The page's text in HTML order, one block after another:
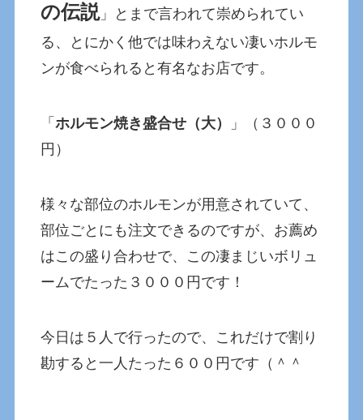
の伝説」とまで言われて崇められてい
る、とにかく他では味わえない凄いホルモ
ンが食べられると有名なお店です。
「ホルモン焼き盛合せ（大）
」（３０００
円）
様々な部位のホルモンが用意されていて、
部位ごとにも注文できるのですが、お薦め
はこの盛り合わせで、この凄まじいボリュ
ームでたった３０００円です！
今日は５人で行ったので、これだけで割り
勘すると一人たった６００円です（＾＾